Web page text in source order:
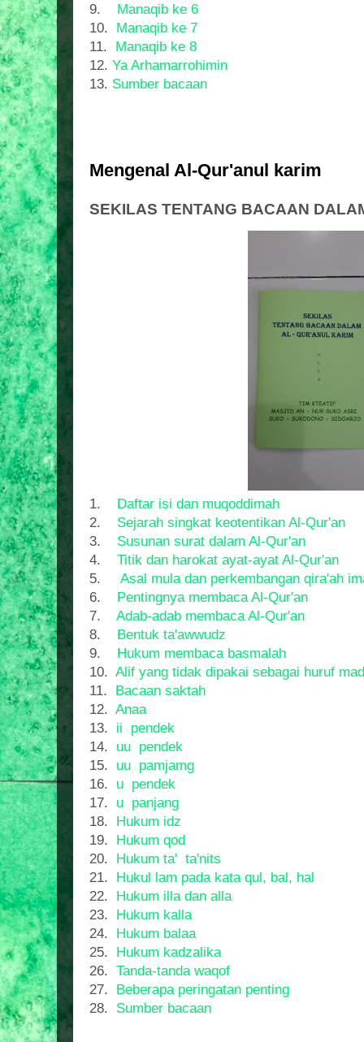
9. Manaqib ke 6
10. Manaqib ke 7
11. Manaqib ke 8
12. Ya Arhamarrohimin
13. Sumber bacaan
Mengenal Al-Qur'anul karim
SEKILAS TENTANG BACAAN
1. Daftar isi dan muqoddimah
2. Sejarah singkat keotentikan Al-Qur'an
3. Susunan surat dalam Al-Qur'an
4. Titik dan harokat ayat-ayat Al-Qur'an
5.
Asal mula dan perkembangan qira'ah
6. Pentingnya membaca Al-Qur'an
7. Adab-adab membaca Al-Qur'an
8. Bentuk ta'awwudz
9. Hukum membaca basmalah
10. Alif yang tidak dipakai sebagai huruf
11. Bacaan saktah
12. Anaa
13. ii pendek
14. uu pendek
15. uu pamjamg
16. u pendek
17. u panjang
18. Hukum idz
19. Hukum qod
20. Hukum ta' ta'nits
21. Hukul lam pada kata qul, bal, hal
22. Hukum illa dan alla
23. Hukum kalla
24. Hukum balaa
25. Hukum kadzalika
26. Tanda-tanda waqof
27. Beberapa peringatan penting
28. Sumber bacaan